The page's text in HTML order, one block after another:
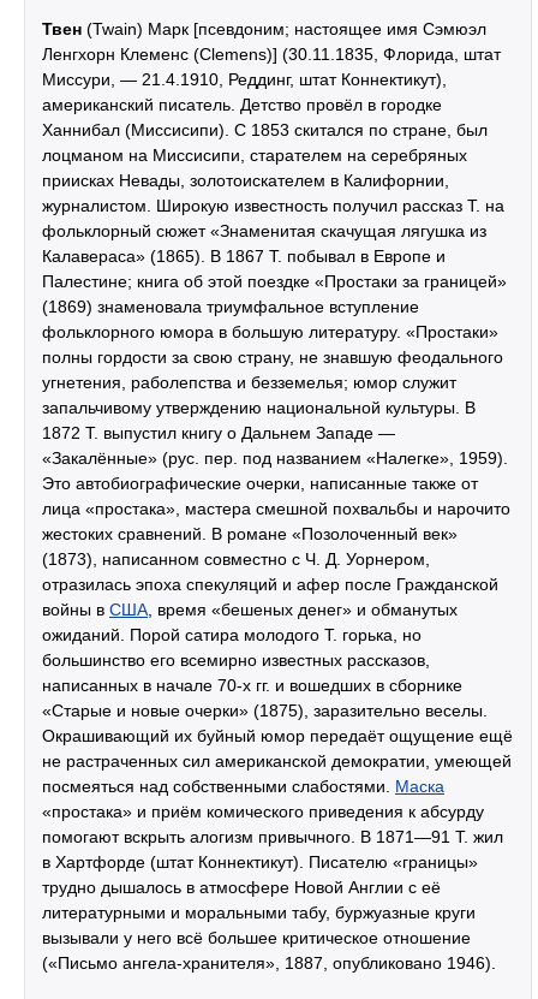
Твен (Twain) Марк [псевдоним; настоящее имя Сэмюэл
Ленгхорн Клеменс (Clemens)] (30.11.1835, Флорида, штат
Миссури, — 21.4.1910, Реддинг, штат Коннектикут),
американский писатель. Детство провёл в городке
Ханнибал (Миссисипи). С 1853 скитался по стране, был
лоцманом на Миссисипи, старателем на серебряных
приисках Невады, золотоискателем в Калифорнии,
журналистом. Широкую известность получил рассказ Т. на
фольклорный сюжет «Знаменитая скачущая лягушка из
Калавераса» (1865). В 1867 Т. побывал в Европе и
Палестине; книга об этой поездке «Простаки за границей»
(1869) знаменовала триумфальное вступление
фольклорного юмора в большую литературу. «Простаки»
полны гордости за свою страну, не знавшую феодального
угнетения, раболепства и безземелья; юмор служит
запальчивому утверждению национальной культуры. В
1872 Т. выпустил книгу о Дальнем Западе —
«Закалённые» (рус. пер. под названием «Налегке», 1959).
Это автобиографические очерки, написанные также от
лица «простака», мастера смешной похвальбы и нарочито
жестоких сравнений. В романе «Позолоченный век»
(1873), написанном совместно с Ч. Д. Уорнером,
отразилась эпоха спекуляций и афер после Гражданской
войны в США , время «бешеных денег» и обманутых
ожиданий. Порой сатира молодого Т. горька, но
большинство его всемирно известных рассказов,
написанных в начале 70-х гг. и вошедших в сборнике
«Старые и новые очерки» (1875), заразительно веселы.
Окрашивающий их буйный юмор передаёт ощущение ещё
не растраченных сил американской демократии, умеющей
посмеяться над собственными слабостями. Маска
«простака» и приём комического приведения к абсурду
помогают вскрыть алогизм привычного. В 1871—91 Т. жил
в Хартфорде (штат Коннектикут). Писателю «границы»
трудно дышалось в атмосфере Новой Англии с её
литературными и моральными табу, буржуазные круги
вызывали у него всё большее критическое отношение
(«Письмо ангела-хранителя», 1887, опубликовано 1946).